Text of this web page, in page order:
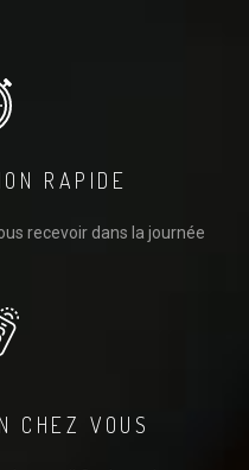
RAPIDE
recevoir dans la journée
CHEZ VOUS